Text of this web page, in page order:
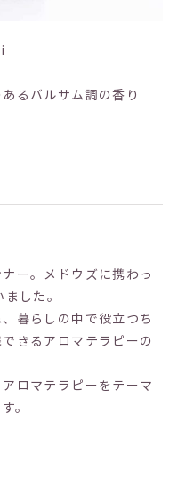
るバルサム調の香り
ー。メドウズに携わっ
した。
暮らしの中で役立つち
きるアロマテラピーの
ロマテラピーをテーマ
。